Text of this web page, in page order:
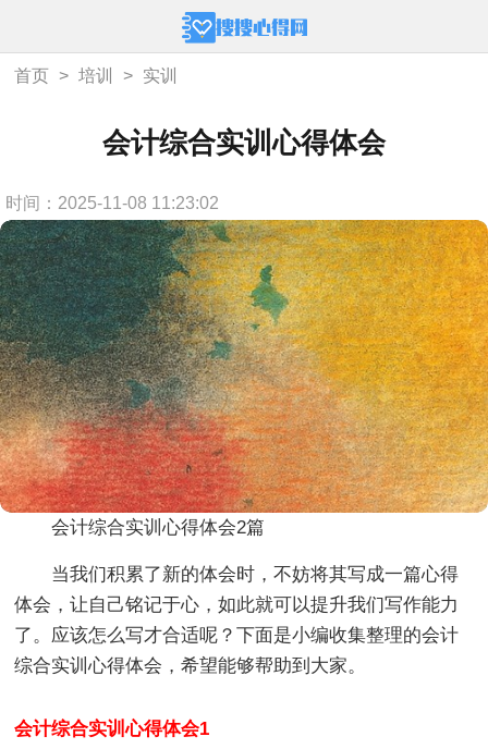
首页 > 培训 > 实训
会计综合实训心得体会
时间：2025-11-08 11:23:02
会计综合实训心得体会2篇
当我们积累了新的体会时，不妨将其写成一篇心得
体会，让自己铭记于心，如此就可以提升我们写作能力
了。应该怎么写才合适呢？下面是小编收集整理的会计
综合实训心得体会，希望能够帮助到大家。
会计综合实训心得体会1